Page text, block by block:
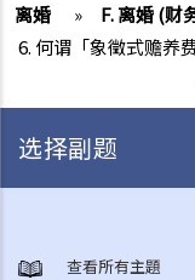
离婚
» F. 离婚 (财
6. 何谓「象徵式赡养
选择副题
A. 概述查看所有主題